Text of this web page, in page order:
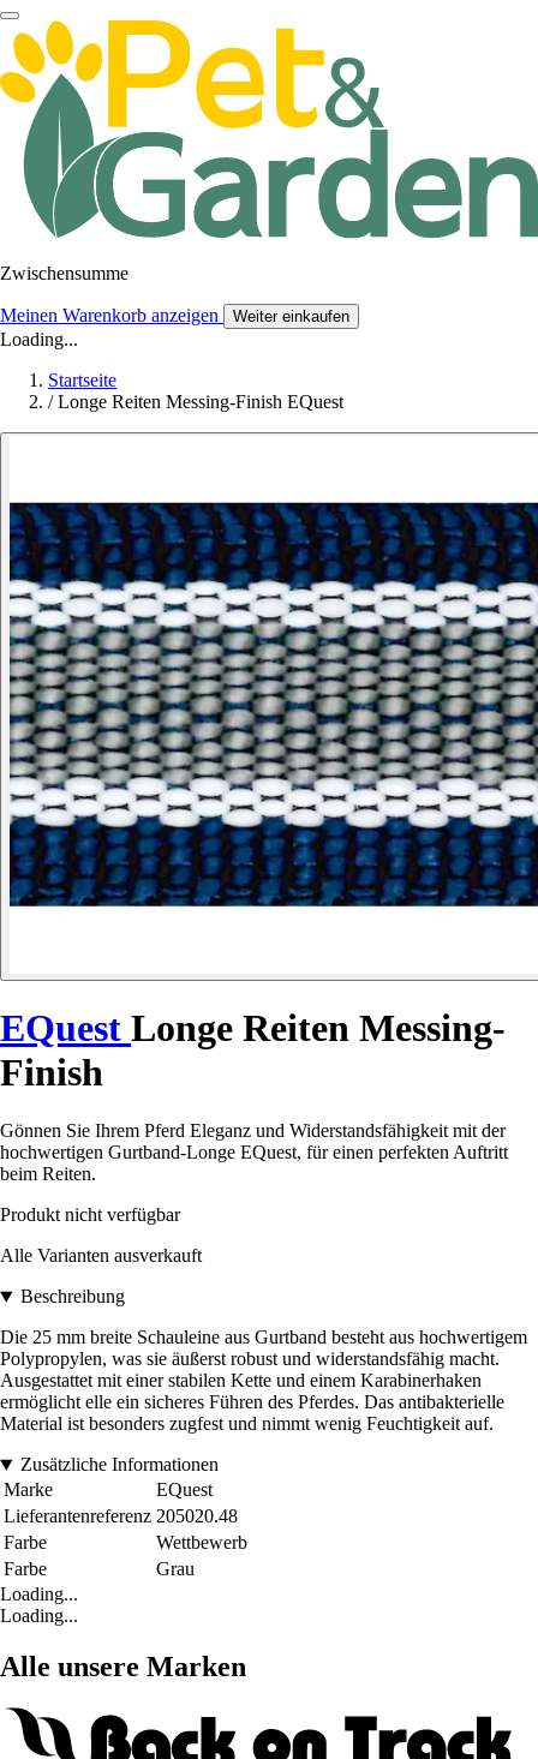
Zwischensumme
Meinen Warenkorb anzeigen Weiter einkaufen
Loading...
Startseite
/ Longe Reiten Messing-Finish EQuest
EQuest Longe Reiten Messing-
Finish
Gönnen Sie Ihrem Pferd Eleganz und Widerstandsfähigkeit mit der
hochwertigen Gurtband-Longe EQuest, für einen perfekten Auftritt
beim Reiten.
Produkt nicht verfügbar
Alle Varianten ausverkauft
Beschreibung
Die 25 mm breite Schauleine aus Gurtband besteht aus hochwertigem
Polypropylen, was sie äußerst robust und widerstandsfähig macht.
Ausgestattet mit einer stabilen Kette und einem Karabinerhaken
ermöglicht elle ein sicheres Führen des Pferdes. Das antibakterielle
Material ist besonders zugfest und nimmt wenig Feuchtigkeit auf.
Zusätzliche Informationen
Marke
EQuest
Lieferantenreferenz 205020.48
Farbe
Wettbewerb
Farbe
Grau
Loading...
Loading...
Alle unsere Marken